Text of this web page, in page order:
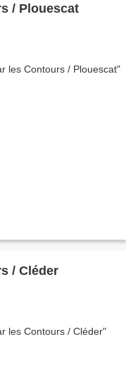
/ Plouescat
/ Cléder